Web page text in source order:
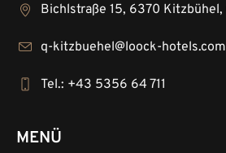
Bichlstraße 15, 6370
q-kitzbuehel@loock-hotels.com
Tel.: +43 5356 64 711
MENÜ